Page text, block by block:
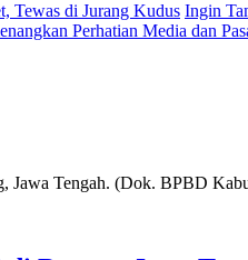
Tewas di Jurang Kudus Ingin
Perhatian Media dan